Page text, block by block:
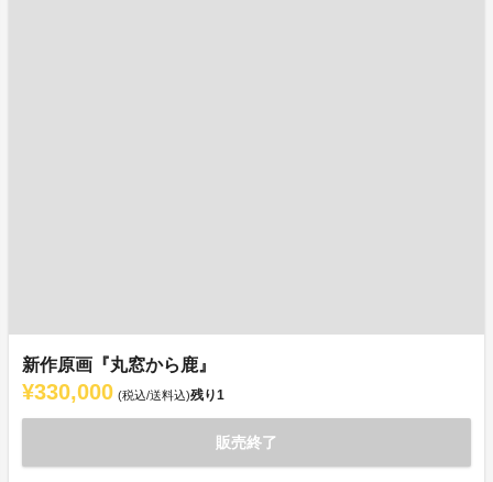
新作原画『丸窓から鹿』
¥330,000 (税込/送料込)残り1
販売終了